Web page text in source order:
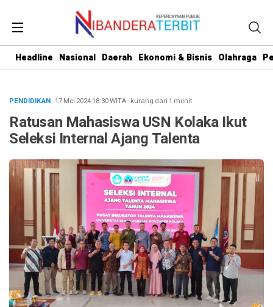
Headline Nasional Daerah Ekonomi & Bisnis Olahraga
PENDIDIKAN· 17 Mei 202418:30WITA· kurang dari 1 menit
Ratusan Mahasiswa USN Kolaka Ikut
Seleksi Internal Ajang Talenta